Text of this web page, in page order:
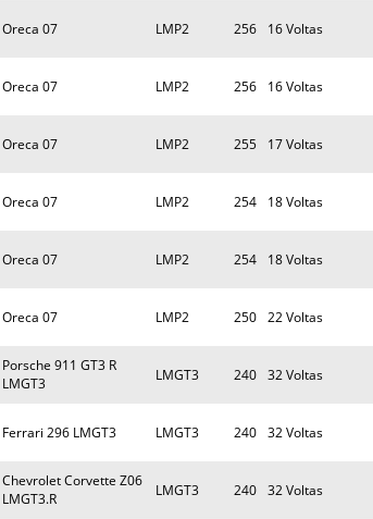
Oreca 07 LMP2 256 16 Voltas
Oreca 07 LMP2 256 16 Voltas
Oreca 07 LMP2 255 17 Voltas
Oreca 07 LMP2 254 18 Voltas
Oreca 07 LMP2 254 18 Voltas
Oreca 07 LMP2 250 22 Voltas
Porsche 911 GT3 R
LMGT3
LMGT3 240 32 Voltas
Ferrari 296 LMGT3 LMGT3 240 32 Voltas
Chevrolet Corvette Z06
LMGT3.R
LMGT3 240 32 Voltas